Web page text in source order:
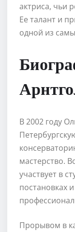
актриса, чьи
Ее талант и
одной из
В 2002 году
мастерство.
участвует в
постановках
Прорывом в